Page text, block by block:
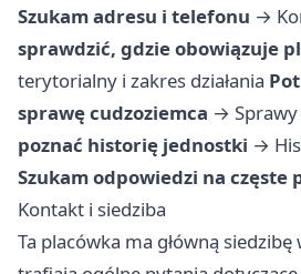
Szukam adresu i telefonu →
sprawdzić, gdzie obowiązuje
terytorialny i zakres działania
sprawę cudzoziemca →
poznać historię jednostki →
Szukam odpowiedzi na częste
Kontakt i siedziba
Ta placówka ma główną